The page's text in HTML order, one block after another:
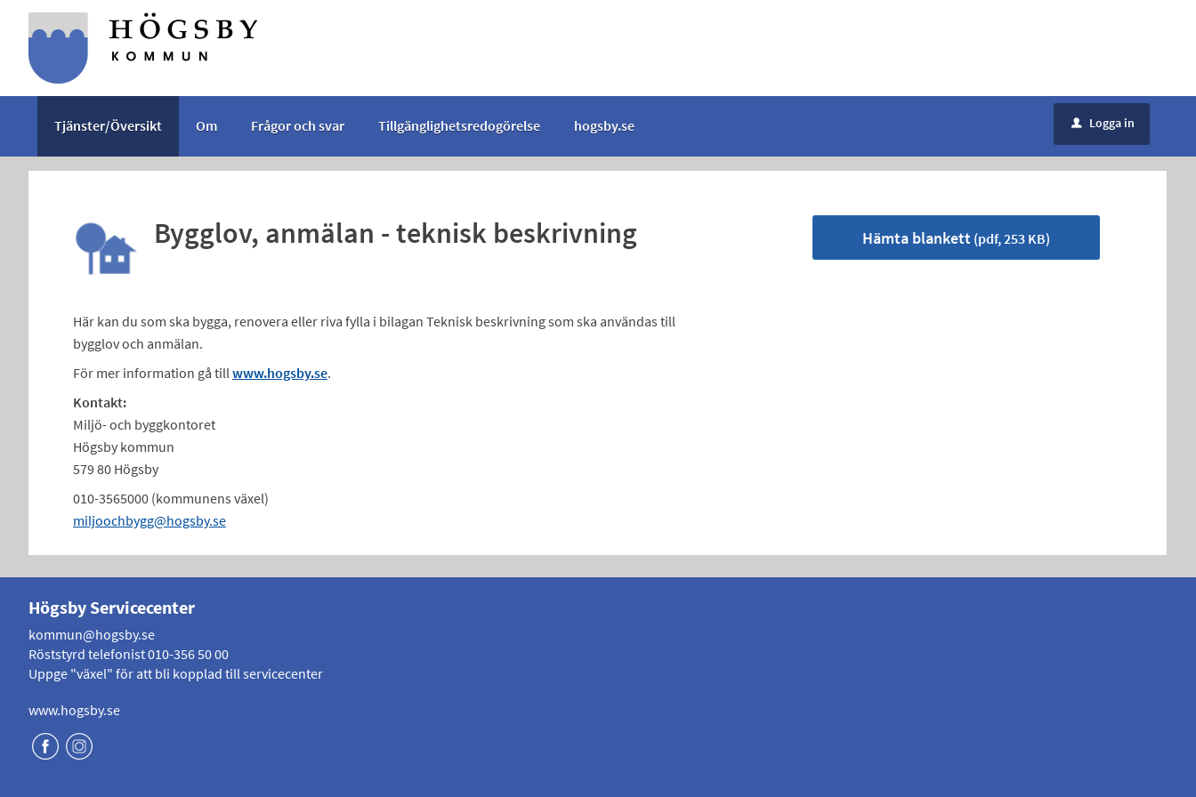
Välkommen
tjänster
kommun
Tjänster/Översikt Om Frågor och svar Tillgänglighetsredogörelse hogsby.se u Logga in
Bygglov, anmälan - teknisk beskrivning
Här kan du som ska bygga, renovera eller riva fylla i bilagan Teknisk beskrivning som ska användas till
bygglov och anmälan.
För mer information gå tillwww.hogsby.se.
Kontakt:
Miljö- och byggkontoret
Högsby kommun
579 80 Högsby
010-3565000 (kommunens växel)
miljoochbygg@hogsby.se
Hämta blankett (pdf, 253 KB)
Högsby Servicecenter
kommun@hogsby.se
Röststyrd telefonist010-356 50 00
Uppge "växel" för att bli kopplad till servicecenter
www.hogsby.se